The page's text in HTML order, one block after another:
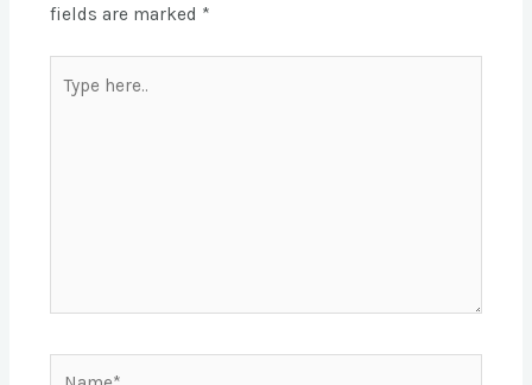
fields are marked *
here..